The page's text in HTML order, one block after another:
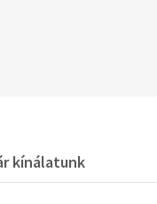
kínálatunk